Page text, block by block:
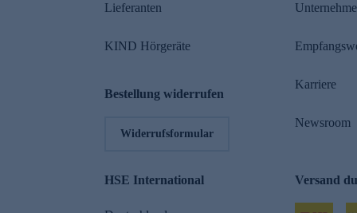
Lieferanten
KIND Hörgeräte
Bestellung widerrufen
Widerrufsformular
Karriere
Newsroom
HSE International Versand